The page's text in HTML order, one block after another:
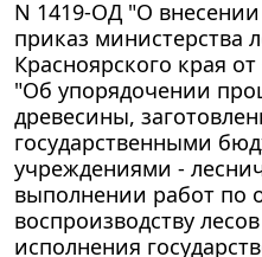
N 1419-ОД "О
приказ министерства
Красноярского края
"Об упорядочении
древесины,
государственными
учреждениями -
выполнении работ по
воспроизводству
исполнения